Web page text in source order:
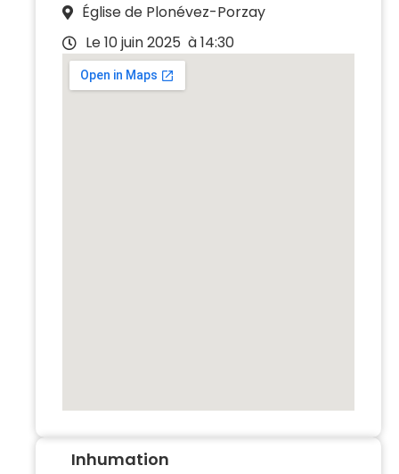
Église de Plonévez-Porzay
Le 10 juin 2025 à 14:30
Inhumation